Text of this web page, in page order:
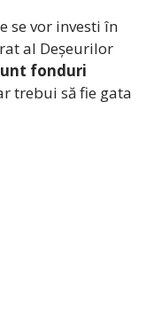
se vor investi în
al Deșeurilor
fonduri
trebui să fie gata